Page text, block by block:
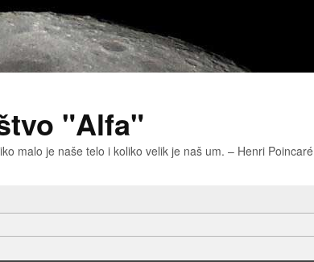
"Alfa"
malo je naše telo i koliko velik je naš um. – Henri Poincaré